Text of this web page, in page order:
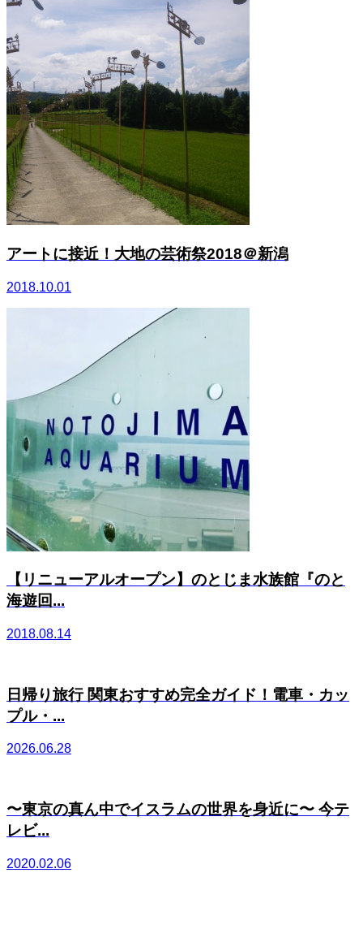
アートに接近！大地の芸術祭2018＠新潟
2018.10.01
【リニューアルオープン】のとじま水族館『のと
海遊回...
2018.08.14
日帰り旅行 関東おすすめ完全ガイド！電車・カッ
プル・...
2026.06.28
〜東京の真ん中でイスラムの世界を身近に〜 今テ
レビ...
2020.02.06